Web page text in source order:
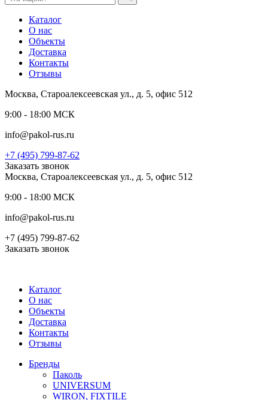
Каталог
О нас
Объекты
Доставка
Контакты
Отзывы
Москва, Староалексеевская ул., д. 5, офис 512
9:00 - 18:00 МСК
info@pakol-rus.ru
+7 (495) 799-87-62
Заказать звонок
Москва, Староалексеевская ул., д. 5, офис 512
9:00 - 18:00 МСК
info@pakol-rus.ru
+7 (495) 799-87-62
Заказать звонок
Каталог
О нас
Объекты
Доставка
Контакты
Отзывы
Бренды
Паколь
UNIVERSUM
WIRON, FIXTILE